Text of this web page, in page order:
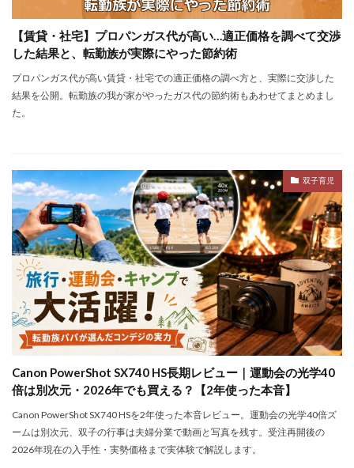
【賃貸・社宅】プロパンガス代が高い…適正価格を調べて交渉
した結果と、転勤族が実際にやった節約術
プロパンガス代が高い賃貸・社宅での適正価格の調べ方と、実際に交渉した
結果を公開。転勤族の我が家がやったガス代の節約術もあわせてまとめまし
た。
双子育児
Canon PowerShot SX740 HS長期レビュー｜運動会の光学40
倍は別次元・2026年でも買える？【2年使った本音】
Canon PowerShot SX740 HSを2年使った本音レビュー。運動会の光学40倍ズ
ームは別次元、双子の行事は夫婦分業で動画と写真を残す。受注再開後の
2026年現在の入手性・実勢価格まで実体験で解説します。